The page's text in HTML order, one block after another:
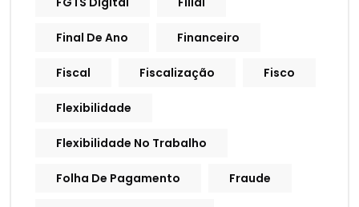
Final De Ano Financeiro
Fiscal Fiscalização Fisco
Flexibilidade
Flexibilidade No Trabalho
Folha De Pagamento Fraude